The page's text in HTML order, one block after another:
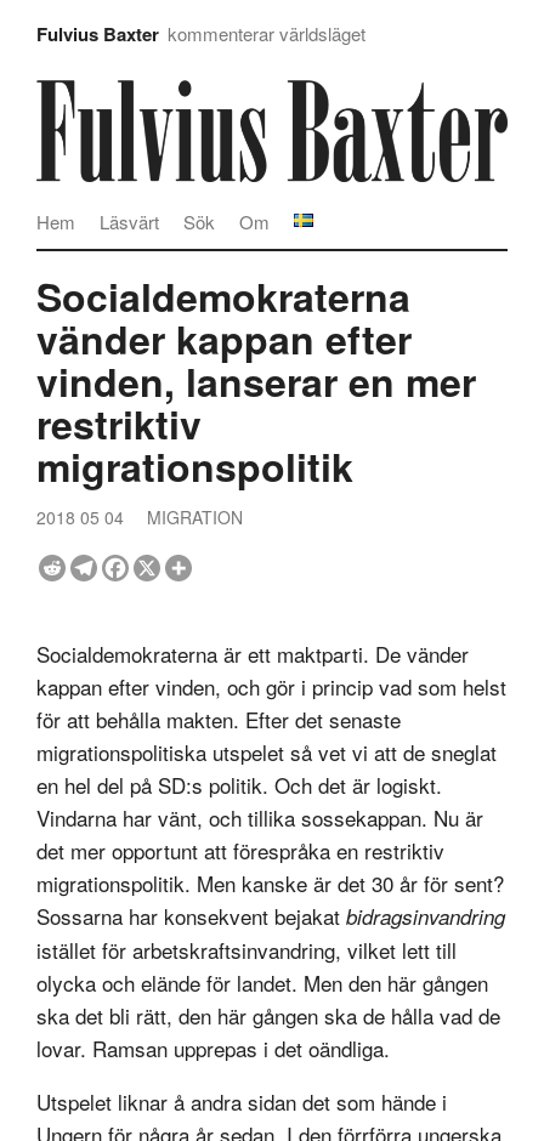
Fulvius Baxter kommenterar världsläget
Om
Sök
Läsvärt
Hem
Socialdemokraterna
vänder kappan efter
vinden, lanserar en mer
restriktiv
migrationspolitik
2018 05 04 MIGRATION
Socialdemokraterna är ett maktparti. De vänder
kappan efter vinden, och gör i princip vad som helst
för att behålla makten. Efter det senaste
migrationspolitiska utspelet så vet vi att de sneglat
en hel del på SD:s politik. Och det är logiskt.
Vindarna har vänt, och tillika sossekappan. Nu är
det mer opportunt att förespråka en restriktiv
migrationspolitik. Men kanske är det 30 år för sent?
Sossarna har konsekvent bejakat bidragsinvandring
istället för arbetskraftsinvandring, vilket lett till
olycka och elände för landet. Men den här gången
ska det bli rätt, den här gången ska de hålla vad de
lovar. Ramsan upprepas i det oändliga.
Utspelet liknar å andra sidan det som hände i
Ungern för några år sedan. I den förrförra ungerska